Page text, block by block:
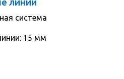
система
15 мм